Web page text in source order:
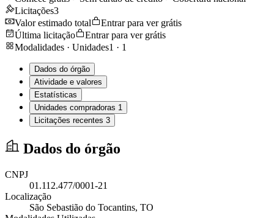
Licitações3
Valor estimado total
Entrar para ver grátis
Última licitação
Entrar para ver grátis
Modalidades · Unidades1 · 1
Dados do órgão
Atividade e valores
Estatísticas
Unidades compradoras 1
Licitações recentes 3
Dados do órgão
CNPJ
01.112.477/0001-21
Localização
São Sebastião do Tocantins, TO